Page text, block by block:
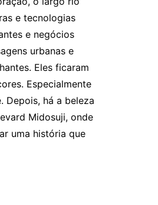
e tecnologias
e negócios
urbanas e
Eles ficaram
Especialmente
Depois, há a beleza
Midosuji, onde
uma história que